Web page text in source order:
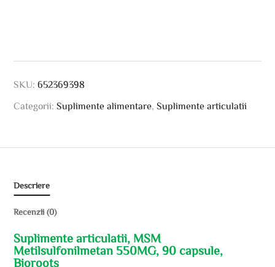
SKU:652369398
Categorii:Suplimente alimentare ,Suplimente articulatii
Descriere
Recenzii (0)
Suplimente articulatii, MSM
Metilsulfonilmetan 550MG, 90 capsule,
Bioroots